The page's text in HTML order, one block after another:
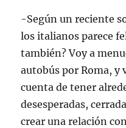
-Según un reciente
los italianos parece
también? Voy a
autobús por Roma, y
cuenta de tener
desesperadas,
crear una relación